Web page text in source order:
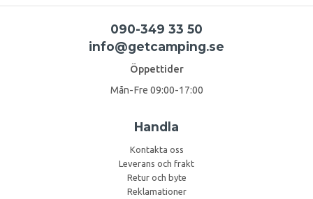
090-349 33 50
info@getcamping.se
Öppettider
Mån-Fre 09:00-17:00
Handla
Kontakta oss
Leverans och frakt
Retur och byte
Reklamationer